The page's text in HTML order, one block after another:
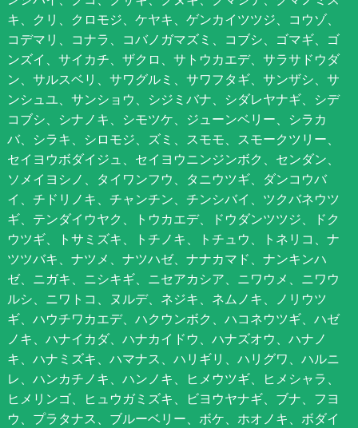
キ、クリ、クロモジ、ケヤキ、ゲンカイツツジ、コウゾ、
コデマリ、コナラ、コバノガマズミ、コブシ、ゴマギ、ゴ
ンズイ、サイカチ、ザクロ、サトウカエデ、サラサドウダ
ン、サルスベリ、サワグルミ、サワフタギ、サンザシ、サ
ンシュユ、サンショウ、シジミバナ、シダレヤナギ、シデ
コブシ、シナノキ、シモツケ、ジューンベリー、シラカ
バ、シラキ、シロモジ、ズミ、スモモ、スモークツリー、
セイヨウボダイジュ、セイヨウニンジンボク、センダン、
ソメイヨシノ、タイワンフウ、タニウツギ、ダンコウバ
イ、チドリノキ、チャンチン、チンシバイ、ツクバネウツ
ギ、テンダイウヤク、トウカエデ、ドウダンツツジ、ドク
ウツギ、トサミズキ、トチノキ、トチュウ、トネリコ、ナ
ツツバキ、ナツメ、ナツハゼ、ナナカマド、ナンキンハ
ゼ、ニガキ、ニシキギ、ニセアカシア、ニワウメ、ニワウ
ルシ、ニワトコ、ヌルデ、ネジキ、ネムノキ、ノリウツ
ギ、ハウチワカエデ、ハクウンボク、ハコネウツギ、ハゼ
ノキ、ハナイカダ、ハナカイドウ、ハナズオウ、ハナノ
キ、ハナミズキ、ハマナス、ハリギリ、ハリグワ、ハルニ
レ、ハンカチノキ、ハンノキ、ヒメウツギ、ヒメシャラ、
ヒメリンゴ、ヒュウガミズキ、ビヨウヤナギ、ブナ、フヨ
ウ、プラタナス、ブルーベリー、ボケ、ホオノキ、ボダイ